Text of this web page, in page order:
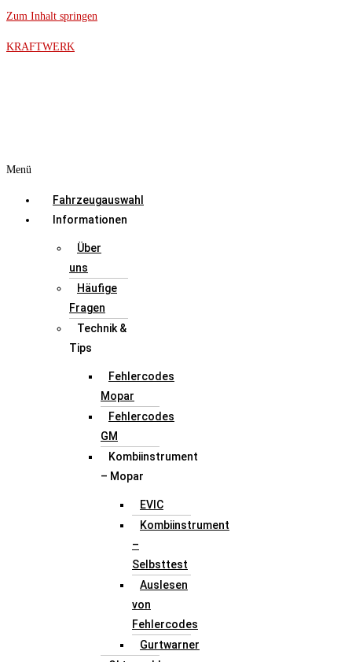
Zum Inhalt springen
KRAFTWERK
Menü
Fahrzeugauswahl
Informationen
Über
uns
Häufige
Fragen
Technik &
Tips
Fehlercodes
Mopar
Fehlercodes
GM
Kombiinstrument
– Mopar
EVIC
Kombiinstrument
–
Selbsttest
Auslesen
von
Fehlercodes
Gurtwarner